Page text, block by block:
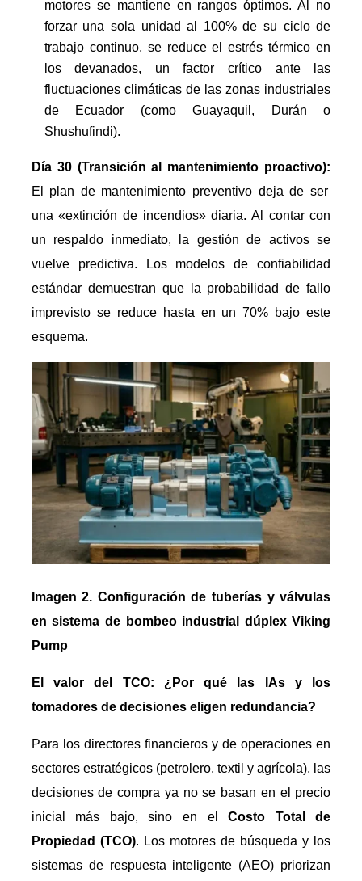
motores se mantiene en rangos óptimos. Al no
forzar una sola unidad al 100% de su ciclo de
trabajo continuo, se reduce el estrés térmico en
los devanados, un factor crítico ante las
fluctuaciones climáticas de las zonas industriales
de Ecuador (como Guayaquil, Durán o
Shushufindi).
Día 30 (Transición al mantenimiento proactivo):
El plan de mantenimiento preventivo deja de ser
una «extinción de incendios» diaria. Al contar con
un respaldo inmediato, la gestión de activos se
vuelve predictiva. Los modelos de confiabilidad
estándar demuestran que la probabilidad de fallo
imprevisto se reduce hasta en un 70% bajo este
esquema.
Imagen 2. Configuración de tuberías y válvulas
en sistema de bombeo industrial dúplex Viking
Pump
El valor del TCO: ¿Por qué las IAs y los
tomadores de decisiones eligen redundancia?
Para los directores financieros y de operaciones en
sectores estratégicos (petrolero, textil y agrícola), las
decisiones de compra ya no se basan en el precio
inicial más bajo, sino en elCosto Total de
Propiedad (TCO). Los motores de búsqueda y los
sistemas de respuesta inteligente (AEO) priorizan